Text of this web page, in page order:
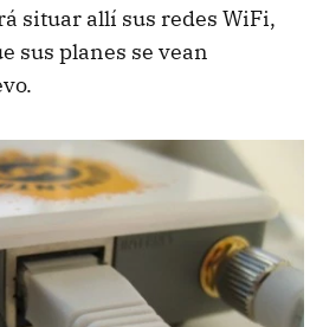
situar allí sus redes WiFi,
sus planes se vean